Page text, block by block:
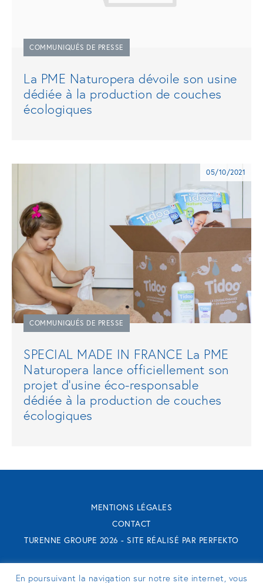
COMMUNIQUÉS DE PRESSE
La PME Naturopera dévoile son usine
dédiée à la production de couches
écologiques
05/10/2021
COMMUNIQUÉS DE PRESSE
SPECIAL MADE IN FRANCE La PME
Naturopera lance officiellement son
projet d’usine éco-responsable
dédiée à la production de couches
écologiques
MENTIONS LÉGALES
CONTACT
TURENNE GROUPE 2026 - SITE RÉALISÉ PAR PERFEKTO
SUIVEZ-NOUS
En poursuivant la navigation sur notre site internet, vous